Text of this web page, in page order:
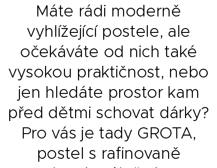
Máte rádi moderně
vyhlížející postele, ale
očekáváte od nich také
vysokou praktičnost, nebo
jen hledáte prostor kam
před dětmi schovat dárky?
Pro vás je tady GROTA,
postel s rafinovaně